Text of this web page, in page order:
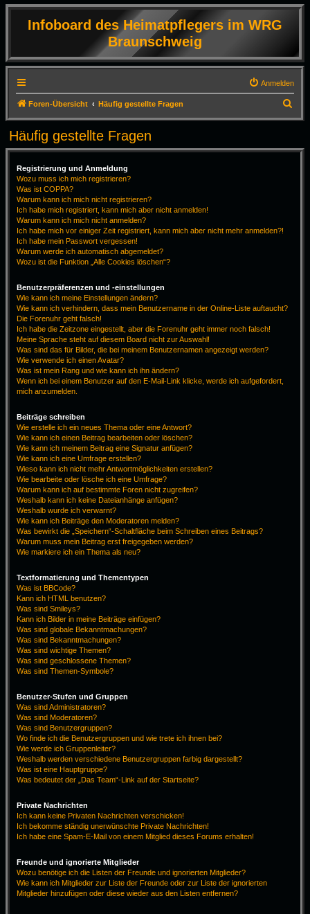
Infoboard des Heimatpflegers im WRG
Braunschweig
Anmelden
Foren-Übersicht Häufig gestellte Fragen
u
h
Häufig gestellte Fragen
Registrierung und Anmeldung
Wozu muss ich mich registrieren?
Was ist COPPA?
Warum kann ich mich nicht registrieren?
Ich habe mich registriert, kann mich aber nicht anmelden!
Warum kann ich mich nicht anmelden?
Ich habe mich vor einiger Zeit registriert, kann mich aber nicht mehr anmelden?!
Ich habe mein Passwort vergessen!
Warum werde ich automatisch abgemeldet?
Wozu ist die Funktion „Alle Cookies löschen“?
Benutzerpräferenzen und -einstellungen
Wie kann ich meine Einstellungen ändern?
Wie kann ich verhindern, dass mein Benutzername in der Online-Liste auftaucht?
Die Forenuhr geht falsch!
Ich habe die Zeitzone eingestellt, aber die Forenuhr geht immer noch falsch!
Meine Sprache steht auf diesem Board nicht zur Auswahl!
Was sind das für Bilder, die bei meinem Benutzernamen angezeigt werden?
Wie verwende ich einen Avatar?
Was ist mein Rang und wie kann ich ihn ändern?
Wenn ich bei einem Benutzer auf den E-Mail-Link klicke, werde ich aufgefordert,
mich anzumelden.
Beiträge schreiben
Wie erstelle ich ein neues Thema oder eine Antwort?
Wie kann ich einen Beitrag bearbeiten oder löschen?
Wie kann ich meinem Beitrag eine Signatur anfügen?
Wie kann ich eine Umfrage erstellen?
Wieso kann ich nicht mehr Antwortmöglichkeiten erstellen?
Wie bearbeite oder lösche ich eine Umfrage?
Warum kann ich auf bestimmte Foren nicht zugreifen?
Weshalb kann ich keine Dateianhänge anfügen?
Weshalb wurde ich verwarnt?
Wie kann ich Beiträge den Moderatoren melden?
Was bewirkt die „Speichern“-Schaltfläche beim Schreiben eines Beitrags?
Warum muss mein Beitrag erst freigegeben werden?
Wie markiere ich ein Thema als neu?
Textformatierung und Thementypen
Was ist BBCode?
Kann ich HTML benutzen?
Was sind Smileys?
Kann ich Bilder in meine Beiträge einfügen?
Was sind globale Bekanntmachungen?
Was sind Bekanntmachungen?
Was sind wichtige Themen?
Was sind geschlossene Themen?
Was sind Themen-Symbole?
Benutzer-Stufen und Gruppen
Was sind Administratoren?
Was sind Moderatoren?
Was sind Benutzergruppen?
Wo finde ich die Benutzergruppen und wie trete ich ihnen bei?
Wie werde ich Gruppenleiter?
Weshalb werden verschiedene Benutzergruppen farbig dargestellt?
Was ist eine Hauptgruppe?
Was bedeutet der „Das Team“-Link auf der Startseite?
Private Nachrichten
Ich kann keine Privaten Nachrichten verschicken!
Ich bekomme ständig unerwünschte Private Nachrichten!
Ich habe eine Spam-E-Mail von einem Mitglied dieses Forums erhalten!
Freunde und ignorierte Mitglieder
Wozu benötige ich die Listen der Freunde und ignorierten Mitglieder?
Wie kann ich Mitglieder zur Liste der Freunde oder zur Liste der ignorierten
Mitglieder hinzufügen oder diese wieder aus den Listen entfernen?